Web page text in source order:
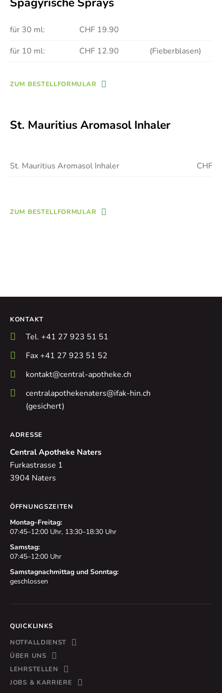
für 30 ml:
CHF 19.90
für 10 ml:
CHF 12.90 (Fieberblasen)
ZUM BESTELLFORMULAR
St. Mauritius Aromasol Inhaler
St. Mauritius Aromasol Inhaler CHF
ZUM BESTELLFORMULAR
KONTAKT
Tel. +41 27 923 51 51
Fax +41 27 923 51 52
kontakt@central-apotheke.ch
centralapothekenaters@ifak-hin.ch
(gesichert)
ADRESSE
Central Apotheke Naters
Furkastrasse 1
3904 Naters
ÖFFNUNGSZEITEN
Montag–Freitag:
07:45–12:00 Uhr, 13:30–18:30 Uhr
Samstag:
07:45–12:00 Uhr
Samstagnachmittag und Sonntag:
geschlossen
QUICKLINKS
NOTFALLDIENST
ÜBER UNS
LEHRSTELLEN
JOBS & KARRIERE